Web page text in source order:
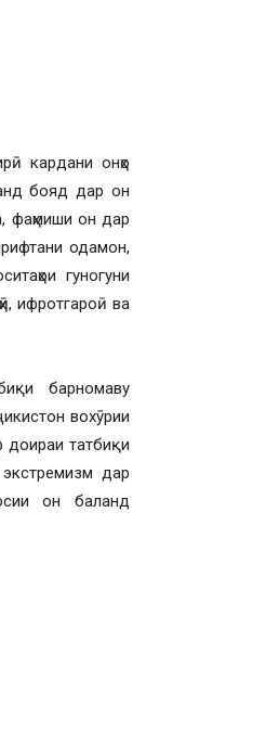
кардани онҳо
бояд дар он
фаҳмиши он дар
одамон,
гуногуни
ифротгароӣ ва
барномаву
вохӯрии
татбиқи
дар
он баланд